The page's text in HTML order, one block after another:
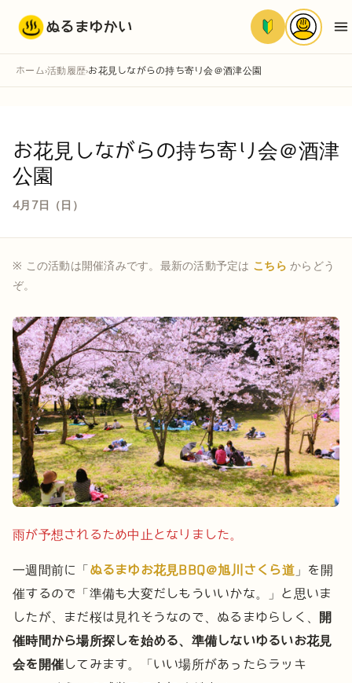
ぬるまゆかい
ホーム ›活動履歴›お花見しながらの持ち寄り会＠酒津公園
お花見しながらの持ち寄り会＠酒津
公園
4月7日（日）
※ この活動は開催済みです。最新の活動予定は こちら からどう
ぞ。
雨が予想されるため中止となりました。
一週間前に「 ぬるまゆお花見BBQ＠旭川さくら道」を開
催するので「準備も大変だしもういいかな。」と思いま
したが、まだ桜は見れそうなので、ぬるまゆらしく、
開
催時間から場所探しを始める、準備しないゆるいお花見
会を開催してみます。
「いい場所があったらラッキ